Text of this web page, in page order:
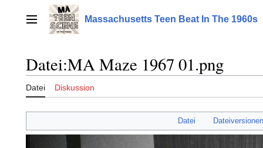
springenHauptmenü Massachusetts Teen Beat In The 1960s
Datei:MA Maze 1967 01.png
Datei Diskussion
Datei